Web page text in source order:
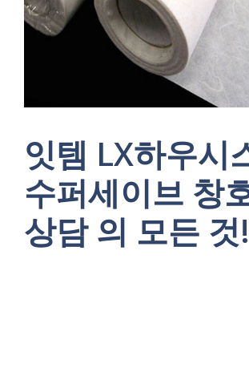
잇템 LX하우시
수퍼세이브 창
상담 의 모든 것